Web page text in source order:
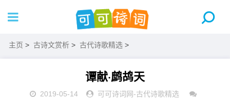
主页 > 古诗文赏析 > 古代诗歌精选 >
谭献·鹧鸪天
2019-05-14 可可诗词网-古代诗歌精选